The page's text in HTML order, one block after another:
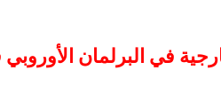
في البرلمان